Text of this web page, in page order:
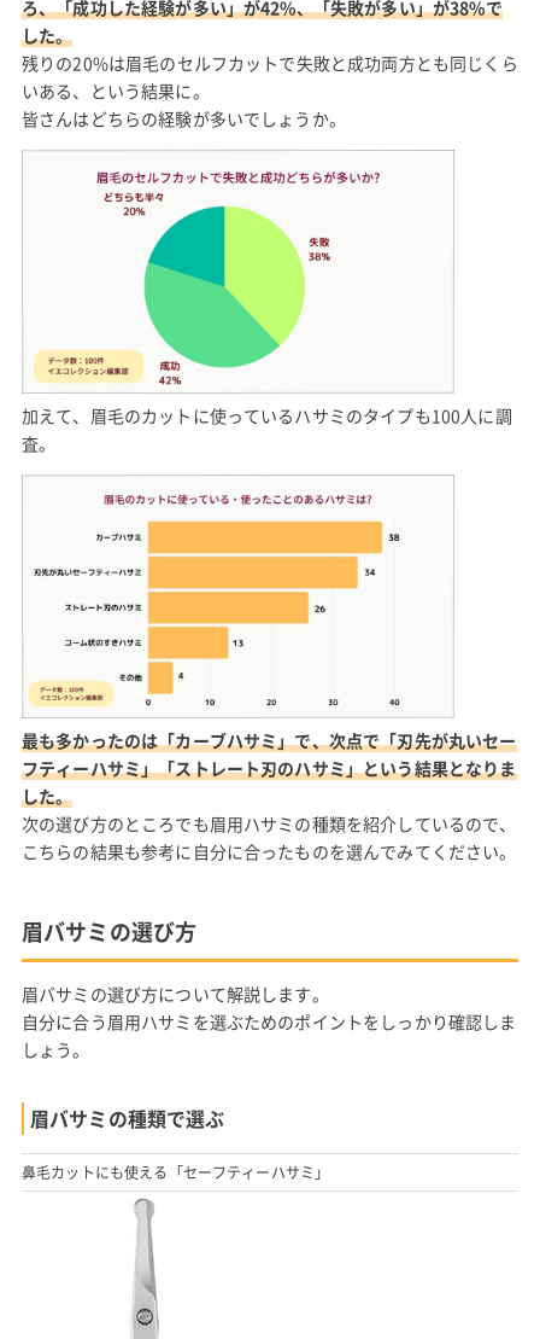
ろ、「成功した経験が多い」が42%、「失敗が多い」が38%で
した。
残りの20%は眉毛のセルフカットで失敗と成功両方とも同じくら
いある、という結果に。
皆さんはどちらの経験が多いでしょうか。
加えて、眉毛のカットに使っているハサミのタイプも100人に調
査。
最も多かったのは「カーブハサミ」で、次点で「刃先が丸いセー
フティーハサミ」「ストレート刃のハサミ」という結果となりま
した。
次の選び方のところでも眉用ハサミの種類を紹介しているので、
こちらの結果も参考に自分に合ったものを選んでみてください。
眉バサミの選び方
眉バサミの選び方について解説します。
自分に合う眉用ハサミを選ぶためのポイントをしっかり確認しま
しょう。
眉バサミの種類で選ぶ
鼻毛カットにも使える「セーフティーハサミ」